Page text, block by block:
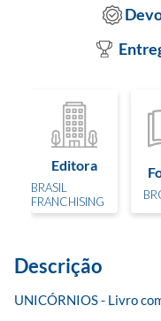
Editora
BRASIL
FRANCHISING
Descrição
UNICÓRNIOS - Livro